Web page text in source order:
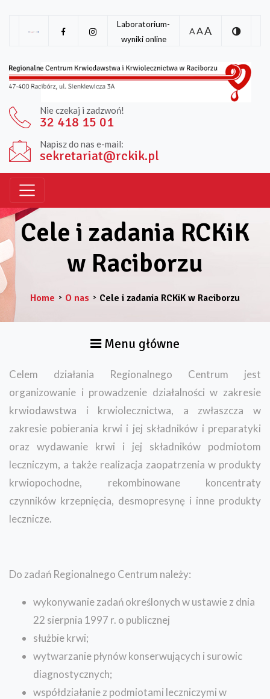
Laboratorium-
wyniki online
AAA
Nie czekaj i zadzwoń!
32 418 15 01
Napisz do nas e-mail:
sekretariat@rckik.pl
Cele i zadania RCKiK
w Raciborzu
Home > O nas > Cele i zadania RCKiK w Raciborzu
Menu główne
Celem działania Regionalnego Centrum jest
organizowanie i prowadzenie działalności w zakresie
krwiodawstwa i krwiolecznictwa, a zwłaszcza w
zakresie pobierania krwi i jej składników i preparatyki
oraz wydawanie krwi i jej składników podmiotom
leczniczym, a także realizacja zaopatrzenia w produkty
krwiopochodne, rekombinowane koncentraty
czynników krzepnięcia, desmopresynę i inne produkty
lecznicze.
Do zadań Regionalnego Centrum należy:
wykonywanie zadań określonych w ustawie z dnia
22 sierpnia 1997 r. o publicznej
służbie krwi;
wytwarzanie płynów konserwujących i surowic
diagnostycznych;
współdziałanie z podmiotami leczniczymi w